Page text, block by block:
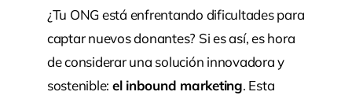
¿Tu ONG está enfrentando dificultades para
captar nuevos donantes? Si es así, es hora
de considerar una solución innovadora y
sostenible: el inbound marketing. Esta